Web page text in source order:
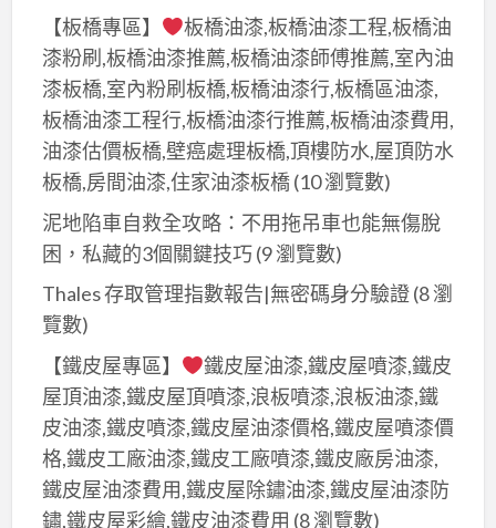
【板橋專區】
板橋油漆,板橋油漆工程,板橋油
漆粉刷,板橋油漆推薦,板橋油漆師傅推薦,室內油
漆板橋,室內粉刷板橋,板橋油漆行,板橋區油漆,
板橋油漆工程行,板橋油漆行推薦,板橋油漆費用,
油漆估價板橋,壁癌處理板橋,頂樓防水,屋頂防水
板橋,房間油漆,住家油漆板橋(10 瀏覽數)
泥地陷車自救全攻略：不用拖吊車也能無傷脫
困，私藏的3個關鍵技巧(9 瀏覽數)
Thales 存取管理指數報告|無密碼身分驗證(8 瀏
覽數)
【鐵皮屋專區】
鐵皮屋油漆,鐵皮屋噴漆,鐵皮
屋頂油漆,鐵皮屋頂噴漆,浪板噴漆,浪板油漆,鐵
皮油漆,鐵皮噴漆,鐵皮屋油漆價格,鐵皮屋噴漆價
格,鐵皮工廠油漆,鐵皮工廠噴漆,鐵皮廠房油漆,
鐵皮屋油漆費用,鐵皮屋除鏽油漆,鐵皮屋油漆防
鏽,鐵皮屋彩繪,鐵皮油漆費用 (8 瀏覽數)